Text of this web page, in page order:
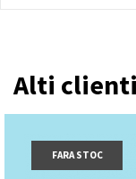
Alti
FARA STOC